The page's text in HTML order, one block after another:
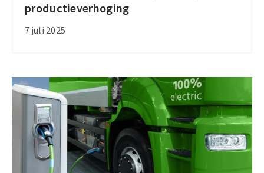
productieverhoging
7 juli 2025
daalt
door